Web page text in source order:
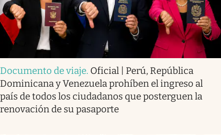
Documento de viaje. Oficial | Perú, República
Dominicana y Venezuela prohíben el ingreso al
país de todos los ciudadanos que posterguen la
renovación de su pasaporte